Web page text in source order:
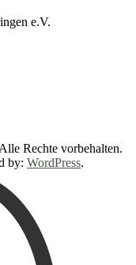
e.V.
Rechte vorbehalten.
by: WordPress.